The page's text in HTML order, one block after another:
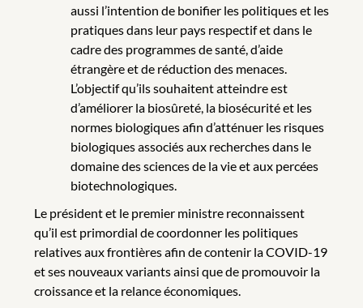
aussi l’intention de bonifier les politiques et les
pratiques dans leur pays respectif et dans le
cadre des programmes de santé, d’aide
étrangère et de réduction des menaces.
L’objectif qu’ils souhaitent atteindre est
d’améliorer la biosûreté, la biosécurité et les
normes biologiques afin d’atténuer les risques
biologiques associés aux recherches dans le
domaine des sciences de la vie et aux percées
biotechnologiques.
Le président et le premier ministre reconnaissent
qu’il est primordial de coordonner les politiques
relatives aux frontières afin de contenir la COVID-19
et ses nouveaux variants ainsi que de promouvoir la
croissance et la relance économiques.